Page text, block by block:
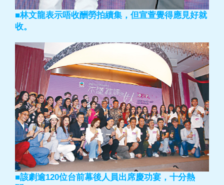
■林文龍表示唔收酬勞拍續集，但宣萱覺得應見好就
收。
■該劇逾120位台前幕後人員出席慶功宴，十分熱